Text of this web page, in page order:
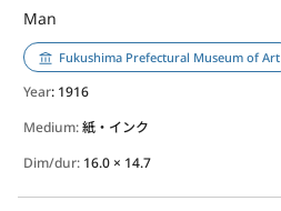
Man
Fukushima Prefectural Museum of Art
Year: 1916
Medium:紙・インク
Dim/dur: 16.0 × 14.7